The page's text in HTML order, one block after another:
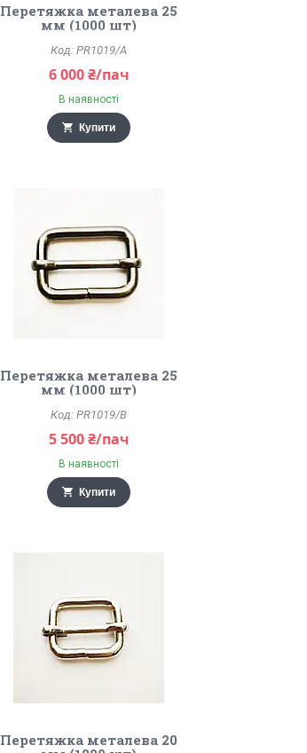
Перетяжка металева 25
мм (1000 шт)
PR1019/A
6 000 ₴/пач
В наявності
Купити
Перетяжка металева 25
мм (1000 шт)
PR1019/B
5 500 ₴/пач
В наявності
Купити
Перетяжка металева 20